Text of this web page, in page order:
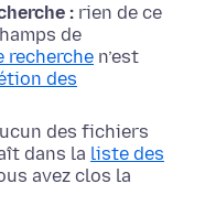
: rien de ce
de
recherche n’est
des
des fichiers
dans la liste des
avez clos la